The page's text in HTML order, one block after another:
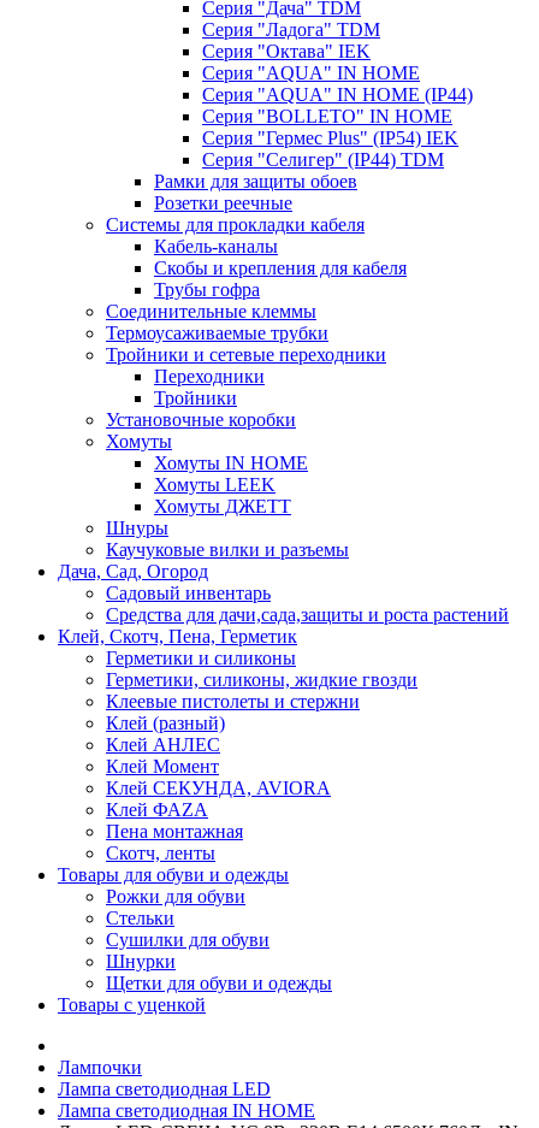
Серия "Дача" TDM
Серия "Ладога" TDM
Серия "Октава" IEK
Серия "AQUA" IN HOME
Серия "AQUA" IN HOME (IP44)
Серия "BОLLETO" IN HOME
Серия "Гермес Plus" (IP54) IEK
Серия "Селигер" (IP44) TDM
Рамки для защиты обоев
Розетки реечные
Системы для прокладки кабеля
Кабель-каналы
Скобы и крепления для кабеля
Трубы гофра
Соединительные клеммы
Термоусаживаемые трубки
Тройники и сетевые переходники
Переходники
Тройники
Установочные коробки
Хомуты
Хомуты IN HOME
Хомуты LEEK
Хомуты ДЖЕТТ
Шнуры
Каучуковые вилки и разъемы
Дача, Сад, Огород
Садовый инвентарь
Средства для дачи,сада,защиты и роста растений
Клей, Скотч, Пена, Герметик
Герметики и силиконы
Герметики, силиконы, жидкие гвозди
Клеевые пистолеты и стержни
Клей (разный)
Клей АНЛЕС
Клей Момент
Клей СЕКУНДА, AVIORA
Клей ФАZА
Пена монтажная
Скотч, ленты
Товары для обуви и одежды
Рожки для обуви
Стельки
Сушилки для обуви
Шнурки
Щетки для обуви и одежды
Товары с уценкой
Лампочки
Лампа светодиодная LED
Лампа светодиодная IN HOME